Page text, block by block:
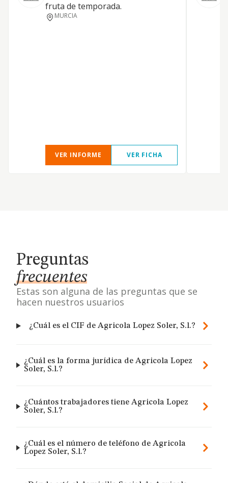
fruta de temporada.
MURCIA
VER INFORME VER FICHA
Preguntas
frecuentes
Estas son alguna de las preguntas que se
hacen nuestros usuarios
¿Cuál es el CIF de Agricola Lopez Soler, S.l.?
¿Cuál es la forma jurídica de Agricola Lopez
Soler, S.l.?
¿Cuántos trabajadores tiene Agricola Lopez
Soler, S.l.?
¿Cuál es el número de teléfono de Agricola
Lopez Soler, S.l.?